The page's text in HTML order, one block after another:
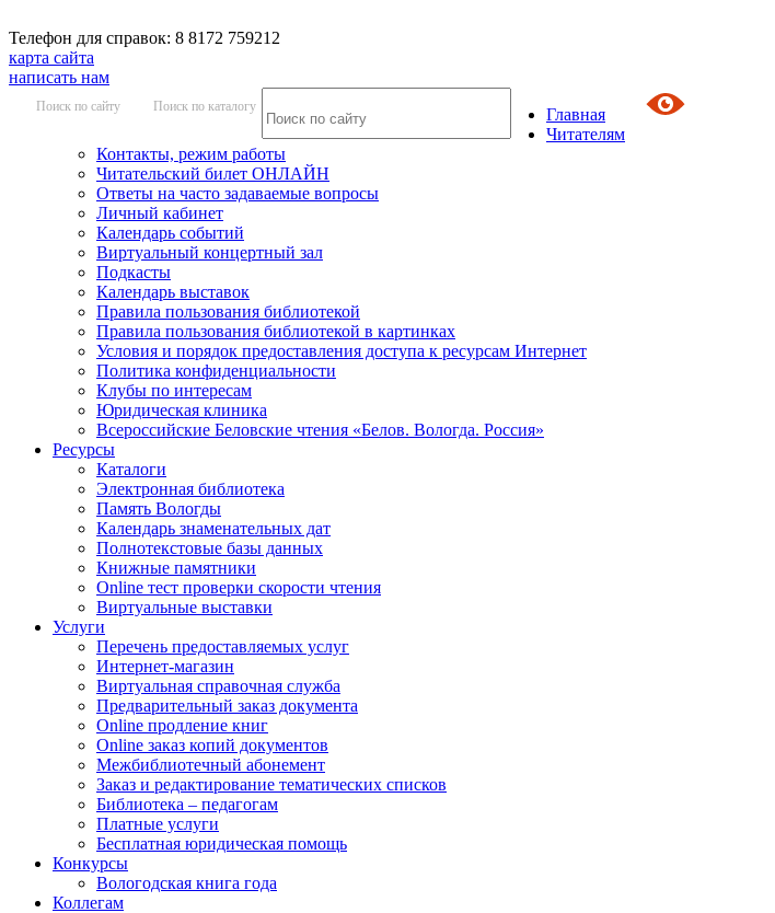
Телефон для справок: 8 8172 759212
карта сайта
написать нам
Поиск по сайту Поиск по каталогу
Главная
Читателям
Контакты, режим работы
Читательский билет ОНЛАЙН
Ответы на часто задаваемые вопросы
Личный кабинет
Календарь событий
Виртуальный концертный зал
Подкасты
Календарь выставок
Правила пользования библиотекой
Правила пользования библиотекой в картинках
Условия и порядок предоставления доступа к ресурсам Интернет
Политика конфиденциальности
Клубы по интересам
Юридическая клиника
Всероссийские Беловские чтения «Белов. Вологда. Россия»
Ресурсы
Каталоги
Электронная библиотека
Память Вологды
Календарь знаменательных дат
Полнотекстовые базы данных
Книжные памятники
Online тест проверки скорости чтения
Виртуальные выставки
Услуги
Перечень предоставляемых услуг
Интернет-магазин
Виртуальная справочная служба
Предварительный заказ документа
Online продление книг
Online заказ копий документов
Межбиблиотечный абонемент
Заказ и редактирование тематических списков
Библиотека – педагогам
Платные услуги
Бесплатная юридическая помощь
Конкурсы
Вологодская книга года
Коллегам